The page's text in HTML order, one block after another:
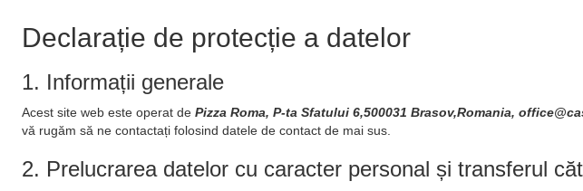
Declarație de protecție a datelor
1. Informații generale
Acest site web este operat de Pizza Roma, P-ta Sfatului 6,500031 Brasov,Romania,
vă rugăm să ne contactați folosind datele de contact de mai sus.
2. Prelucrarea datelor cu caracter personal și transferul